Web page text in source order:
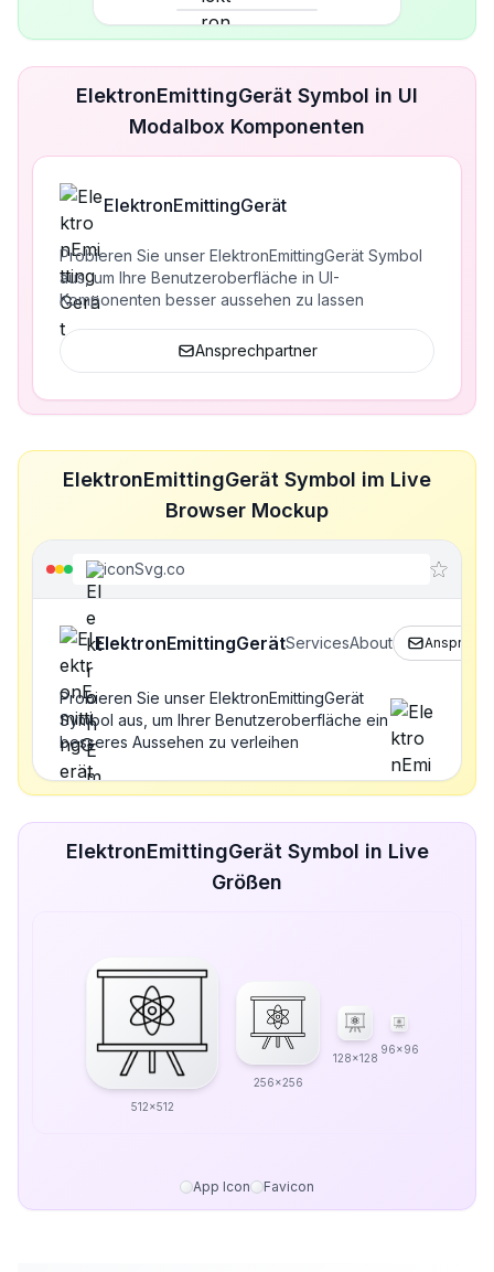
ElektronEmittingGerät Symbol in UI
Modalbox Komponenten
ElektronEmittingGerät
Probieren Sie unser ElektronEmittingGerät Symbol
aus, um Ihre Benutzeroberfläche in UI-
Komponenten besser aussehen zu lassen
Ansprechpartner
ElektronEmittingGerät Symbol im Live
Browser Mockup
iconSvg.co
ElektronEmittingGerätServicesAbout
Probieren Sie unser ElektronEmittingGerät
Symbol aus, um Ihrer Benutzeroberfläche ein
besseres Aussehen zu verleihen
ElektronEmittingGerät Symbol in Live
Größen
512x512
256x256
128x128
96x96
App Icon Favicon